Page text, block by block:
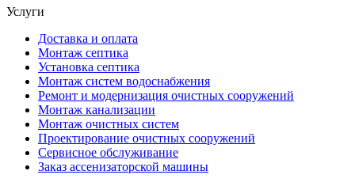
Услуги
Доставка и оплата
Монтаж септика
Установка септика
Монтаж систем водоснабжения
Ремонт и модернизация очистных сооружений
Монтаж канализации
Монтаж очистных систем
Проектирование очистных сооружений
Сервисное обслуживание
Заказ ассенизаторской машины